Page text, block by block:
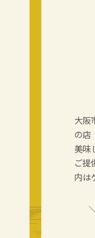
大阪
の店
美味
ご提
内は